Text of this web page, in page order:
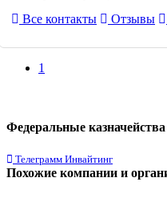
Все контакты
Отзывы
1
Федеральные
Телеграмм Инвайтинг
Похожие компании и